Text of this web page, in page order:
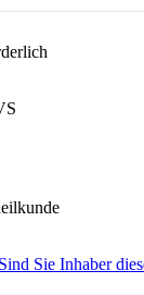
Sind Sie Inhaber